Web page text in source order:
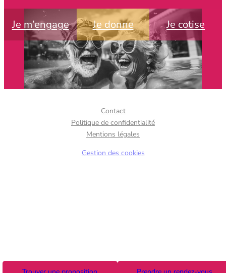
Je m’engage Je donne Je cotise
Contact
Politique de confidentialité
Mentions légales
Gestion des cookies